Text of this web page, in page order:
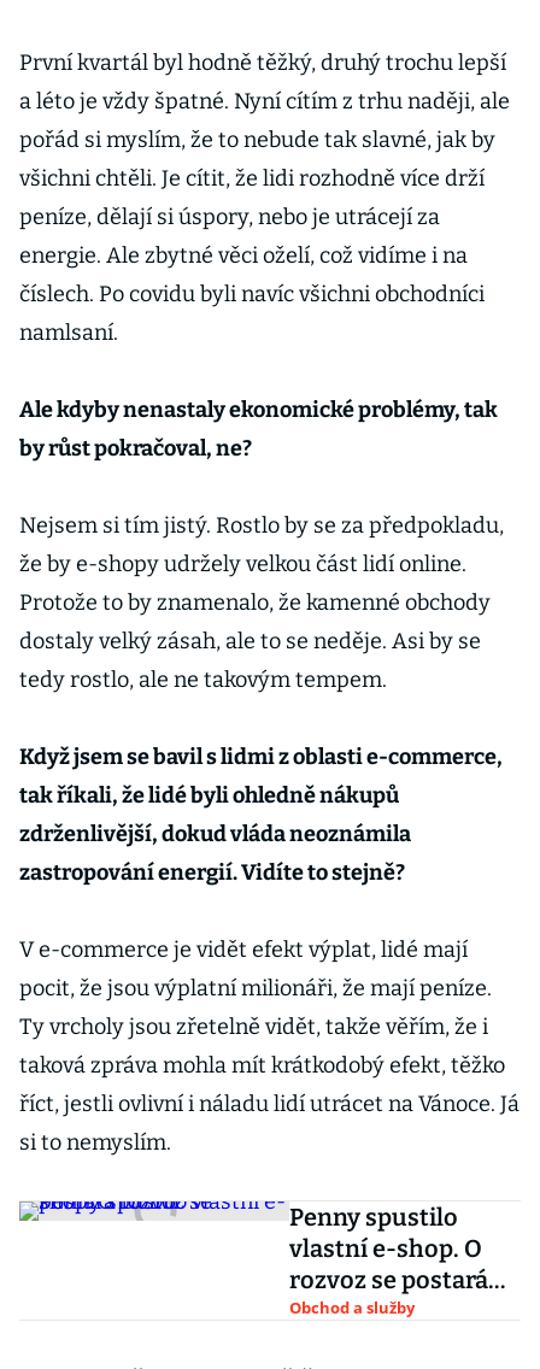
První kvartál byl hodně těžký, druhý trochu lepší
a léto je vždy špatné. Nyní cítím z trhu naději, ale
pořád si myslím, že to nebude tak slavné, jak by
všichni chtěli. Je cítit, že lidi rozhodně více drží
peníze, dělají si úspory, nebo je utrácejí za
energie. Ale zbytné věci oželí, což vidíme i na
číslech. Po covidu byli navíc všichni obchodníci
namlsaní.
Ale kdyby nenastaly ekonomické problémy, tak
by růst pokračoval, ne?
Nejsem si tím jistý. Rostlo by se za předpokladu,
že by e-shopy udržely velkou část lidí online.
Protože to by znamenalo, že kamenné obchody
dostaly velký zásah, ale to se neděje. Asi by se
tedy rostlo, ale ne takovým tempem.
Když jsem se bavil s lidmi z oblasti e-commerce,
tak říkali, že lidé byli ohledně nákupů
zdrženlivější, dokud vláda neoznámila
zastropování energií. Vidíte to stejně?
V e-commerce je vidět efekt výplat, lidé mají
pocit, že jsou výplatní milionáři, že mají peníze.
Ty vrcholy jsou zřetelně vidět, takže věřím, že i
taková zpráva mohla mít krátkodobý efekt, těžko
říct, jestli ovlivní i náladu lidí utrácet na Vánoce. Já
si to nemyslím.
Penny spustilo
vlastní e-shop. O
rozvoz se postará
DoDo
Obchod a služby